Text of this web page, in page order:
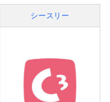
シースリー